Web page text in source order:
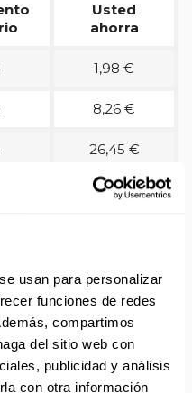
usan para personalizar
funciones de redes
compartimos
del sitio web con
publicidad y análisis
con otra información
Usted
ahorra
1,98 €
8,26 €
26,45 €
de la marca Egochef.
en tonos grises y negros.
un velcro por detrás.